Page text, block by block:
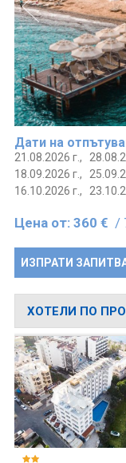
Дати на
21.08.2026 г.,
18.09.2026 г.,
16.10.2026 г.,
Цена от: 360 € /
ИЗПРАТИ
ХОТЕЛИ ПО